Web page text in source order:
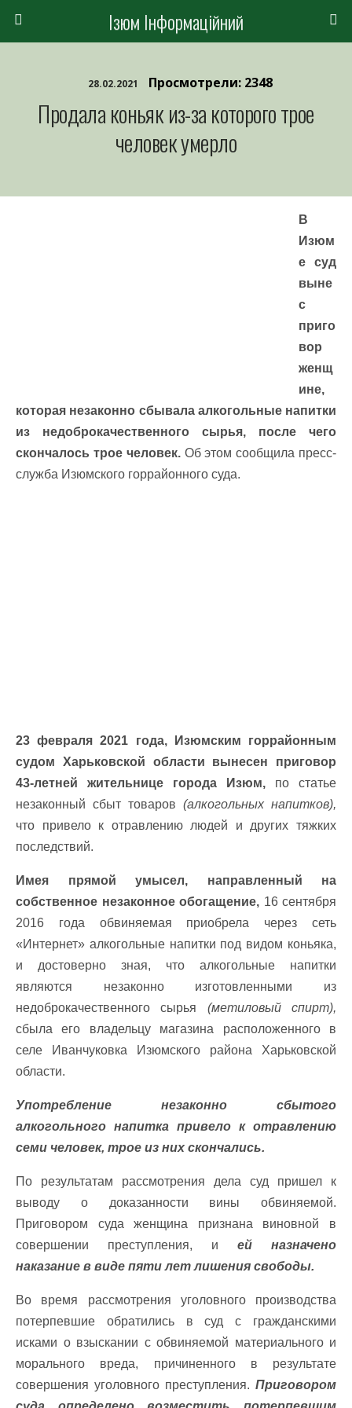
Ізюм Інформаційний
28.02.2021 Просмотрели: 2348
Продала коньяк из-за которого трое
человек умерло
В
Изюм
е суд
выне
с
приго
вор
женщ
ине,
которая незаконно сбывала алкогольные напитки
из недоброкачественного сырья, после чего
скончалось трое человек.Об этом сообщила пресс-
служба Изюмского горрайонного суда.
23 февраля 2021 года, Изюмским горрайонным
судом Харьковской области вынесен приговор
43-летней жительнице города Изюм, по статье
незаконный сбыт товаров (алкогольных напитков),
что привело к отравлению людей и других тяжких
последствий.
Имея прямой умысел, направленный на
собственное незаконное обогащение, 16 сентября
2016 года обвиняемая приобрела через сеть
«Интернет» алкогольные напитки под видом коньяка,
и достоверно зная, что алкогольные напитки
являются незаконно изготовленными из
недоброкачественного сырья (метиловый спирт),
сбыла его владельцу магазина расположенного в
селе Иванчуковка Изюмского района Харьковской
области.
Употребление незаконно сбытого
алкогольного напитка привело к отравлению
семи человек, трое из них скончались.
По результатам рассмотрения дела суд пришел к
выводу о доказанности вины обвиняемой.
Приговором суда женщина признана виновной в
совершении преступления, и ей назначено
наказание в виде пяти лет лишения свободы.
Во время рассмотрения уголовного производства
потерпевшие обратились в суд с гражданскими
исками о взыскании с обвиняемой материального и
морального вреда, причиненного в результате
совершения уголовного преступления. Приговором